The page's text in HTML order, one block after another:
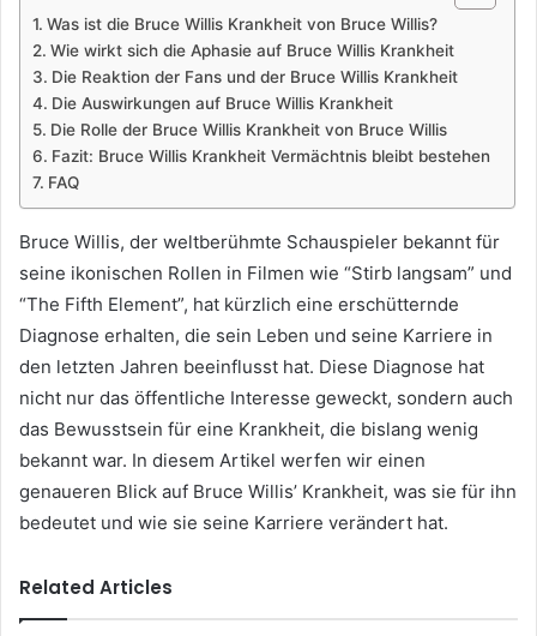
Was ist die Bruce Willis Krankheit von Bruce Willis?
Wie wirkt sich die Aphasie auf Bruce Willis Krankheit
Die Reaktion der Fans und der Bruce Willis Krankheit
Die Auswirkungen auf Bruce Willis Krankheit
Die Rolle der Bruce Willis Krankheit von Bruce Willis
Fazit: Bruce Willis Krankheit Vermächtnis bleibt bestehen
FAQ
Bruce Willis, der weltberühmte Schauspieler bekannt für
seine ikonischen Rollen in Filmen wie “Stirb langsam” und
“The Fifth Element”, hat kürzlich eine erschütternde
Diagnose erhalten, die sein Leben und seine Karriere in
den letzten Jahren beeinflusst hat. Diese Diagnose hat
nicht nur das öffentliche Interesse geweckt, sondern auch
das Bewusstsein für eine Krankheit, die bislang wenig
bekannt war. In diesem Artikel werfen wir einen
genaueren Blick auf Bruce Willis’ Krankheit, was sie für ihn
bedeutet und wie sie seine Karriere verändert hat.
Related Articles